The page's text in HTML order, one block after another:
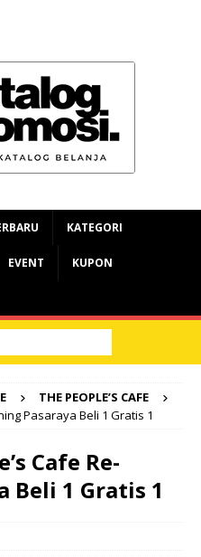
KATEGORI
EVENT KUPON
THE PEOPLE’S CAFE
Pasaraya Beli 1 Gratis 1
Cafe Re-
Beli 1 Gratis 1